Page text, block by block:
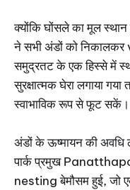
क्योंकि घोंसले का मूल स्थान
ने सभी अंडों को
समुद्रतट के एक हिस्से में
सुरक्षात्मक घेरा लगाया
स्वाभाविक रूप से फूट सकें।
अंडों के ऊष्मायन की
पार्क प्रमुख
nesting बेमौसम हुई, जो